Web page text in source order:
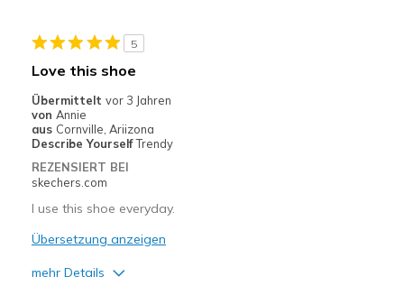
5
Love this shoe
Übermittelt vor 3 Jahren
von Annie
aus Cornville, Ariizona
Describe YourselfTrendy
REZENSIERT BEI
skechers.com
I use this shoe everyday.
Übersetzung anzeigen
mehr Details